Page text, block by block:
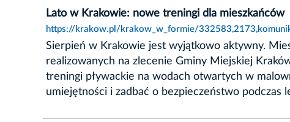
Lato w Krakowie: nowe treningi dla mieszkańców
https://krakow.pl/krakow_w_formie/
Sierpień w Krakowie jest wyjątkowo aktywny.
realizowanych na zlecenie Gminy Miejskiej
treningi pływackie na wodach otwartych w
umiejętności i zadbać o bezpieczeństwo podczas